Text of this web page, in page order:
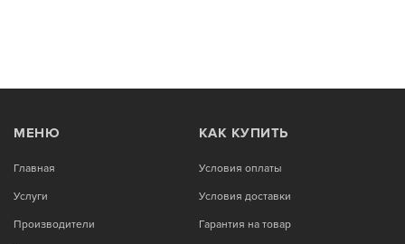
МЕНЮ
Главная
Услуги
Производители
КАК КУПИТЬ
Условия оплаты
Условия доставки
Гарантия на товар